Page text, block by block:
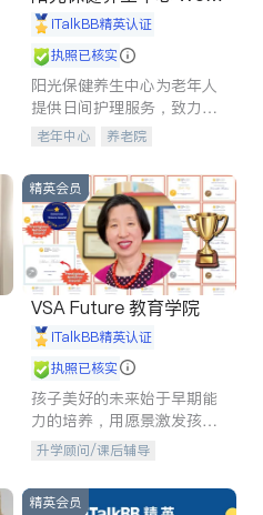
shine
iTalkBB精英认证
执照已核实
阳光保健养生中心为老年人
提供日间护理服务，致力于
通过持续的护理创新来有效
老年中心 养老院
精英会员
VSA Future 教育学院
iTalkBB精英认证
执照已核实
孩子美好的未来始于早期能
力的培养，用愿景激发孩子
的学习潜力和动力。理念：
拥有成长型心态是成功的基
石。
升学顾问/课后辅导
精英会员